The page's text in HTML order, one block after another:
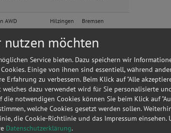
AWD Hilzingen Bremsen
Hilzingen Kupplung
Hilzingen Sonstige
Hilzingen Sonstige
Hilzingen Sonstige
möchten
Service bieten. Dazu speichern wir
Einige von ihnen sind essentiell, während
Erfahrung zu verbessern. Beim Klick auf "Alle
dazu verwendet wird für Sie personalisierte
die notwendigen Cookies können Sie beim Klick auf
welche Cookies gesetzt werden sollen.
die Cookie-Richtlinie und das Impressum einsehen.
Datenschutzerklärung.